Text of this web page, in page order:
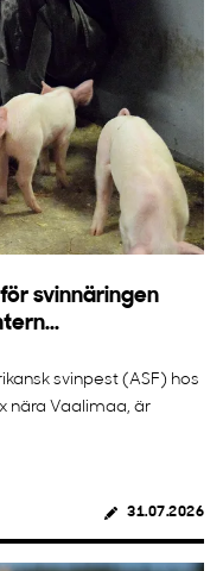
svinnäringen
svinpest (ASF) hos
nära Vaalimaa, är
31.07.2026